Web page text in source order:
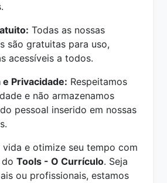
Todas as nossas
são gratuitas para uso,
acessíveis a todos.
Privacidade: Respeitamos
e não armazenamos
pessoal inserido em nossas
vida e otimize seu tempo com
Tools - O Currículo. Seja
ou profissionais, estamos